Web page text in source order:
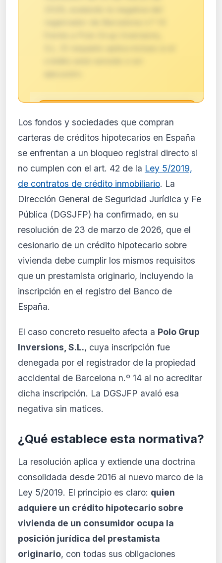
🔒
Análisis de impacto reservado
para suscriptores
El análisis detallado del impacto de esta
normativa está disponible con los planes
completo y recibe alertas personalizadas.
Ver planes
Crear mi cuenta
Desde 9,99 €/mes · Cancela cuando quieras
Los fondos y sociedades que compran
carteras de créditos hipotecarios en España
se enfrentan a un bloqueo registral directo si
no cumplen con el art. 42 de la Ley 5/2019,
de contratos de crédito inmobiliario. La
Dirección General de Seguridad Jurídica y Fe
Pública (DGSJFP) ha confirmado, en su
resolución de 23 de marzo de 2026, que el
cesionario de un crédito hipotecario sobre
vivienda debe cumplir los mismos requisitos
que un prestamista originario, incluyendo la
inscripción en el registro del Banco de
España.
El caso concreto resuelto afecta a Polo Grup
Inversions, S.L., cuya inscripción fue
denegada por el registrador de la propiedad
accidental de Barcelona n.º 14 al no acreditar
dicha inscripción. La DGSJFP avaló esa
negativa sin matices.
¿Qué establece esta normativa?
La resolución aplica y extiende una doctrina
consolidada desde 2016 al nuevo marco de la
Ley 5/2019. El principio es claro: quien
adquiere un crédito hipotecario sobre
vivienda de un consumidor ocupa la
posición jurídica del prestamista
originario, con todas sus obligaciones